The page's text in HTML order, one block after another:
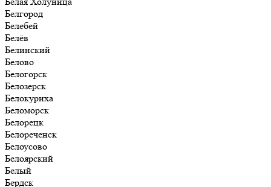
Белгород
Белебей
Белёв
Белинский
Белово
Белогорск
Белозерск
Белокуриха
Беломорск
Белорецк
Белореченск
Белоусово
Белоярский
Белый
Бердск